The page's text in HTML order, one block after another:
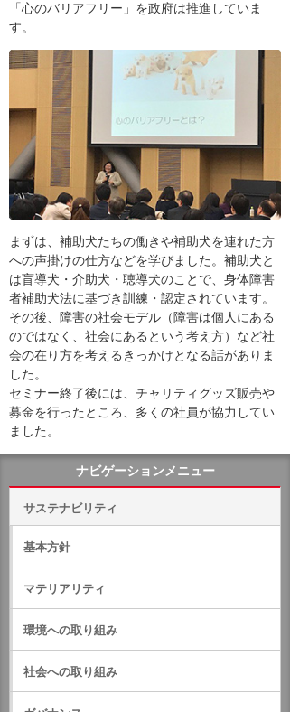
「心のバリアフリー」を政府は推進していま
す。
まずは、補助犬たちの働きや補助犬を連れた方
への声掛けの仕方などを学びました。補助犬と
は盲導犬・介助犬・聴導犬のことで、身体障害
者補助犬法に基づき訓練・認定されています。
その後、障害の社会モデル（障害は個人にある
のではなく、社会にあるという考え方）など社
会の在り方を考えるきっかけとなる話がありま
した。
セミナー終了後には、チャリティグッズ販売や
募金を行ったところ、多くの社員が協力してい
ました。
ナビゲーションメニュー
サステナビリティ
基本方針
マテリアリティ
環境への取り組み
社会への取り組み